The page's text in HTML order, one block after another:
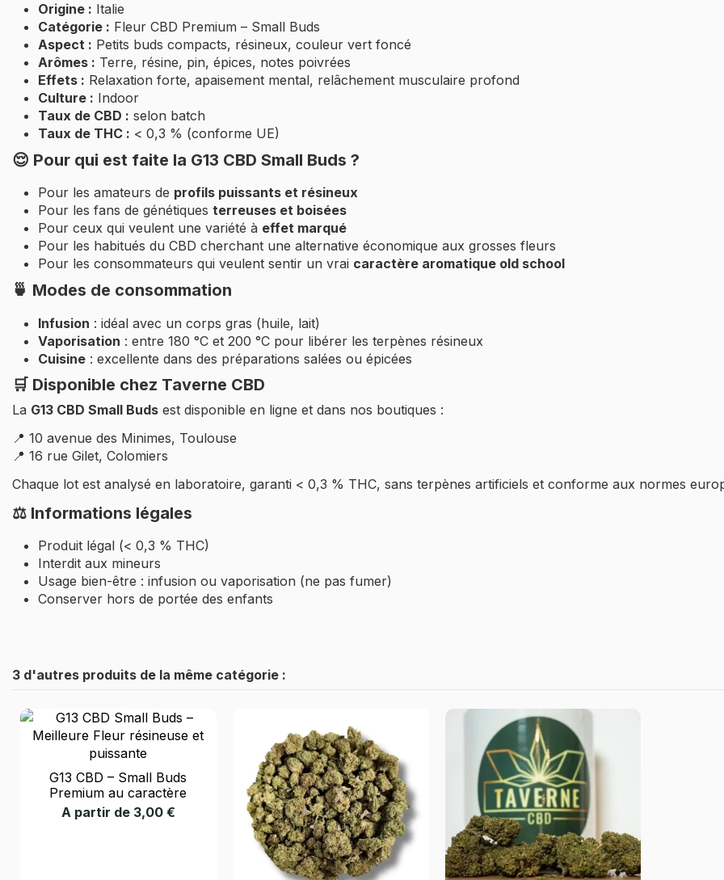
Origine : Italie
Catégorie : Fleur CBD Premium – Small Buds
Aspect : Petits buds compacts, résineux, couleur vert foncé
Arômes : Terre, résine, pin, épices, notes poivrées
Effets : Relaxation forte, apaisement mental, relâchement musculaire profond
Culture : Indoor
Taux de CBD : selon batch
Taux de THC : < 0,3 % (conforme UE)
😌 Pour qui est faite la G13 CBD Small Buds ?
Pour les amateurs de profils puissants et résineux
Pour les fans de génétiques terreuses et boisées
Pour ceux qui veulent une variété à effet marqué
Pour les habitués du CBD cherchant une alternative économique aux grosses fleurs
Pour les consommateurs qui veulent sentir un vrai caractère aromatique old school
🍵 Modes de consommation
Infusion : idéal avec un corps gras (huile, lait)
Vaporisation : entre 180 °C et 200 °C pour libérer les terpènes résineux
Cuisine : excellente dans des préparations salées ou épicées
🛒 Disponible chez Taverne CBD
La G13 CBD Small Buds est disponible en ligne et dans nos boutiques :
📍 10 avenue des Minimes, Toulouse
📍 16 rue Gilet, Colomiers
Chaque lot est analysé en laboratoire, garanti < 0,3 % THC, sans terpènes artificiels et conforme aux normes
⚖️ Informations légales
Produit légal (< 0,3 % THC)
Interdit aux mineurs
Usage bien-être : infusion ou vaporisation (ne pas fumer)
Conserver hors de portée des enfants
3 d'autres produits de la même catégorie :
G13 CBD – Small Buds
Premium au caractère
résineux et puissant
A partir de 3,00 €